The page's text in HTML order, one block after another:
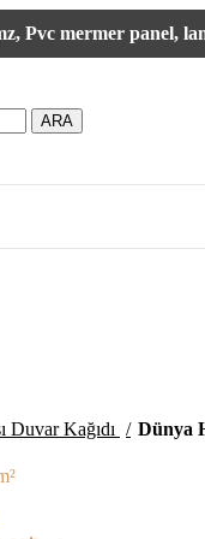
Pvc mermer panel,
ARA
Botanik Duvar
Duvar
Duvar Kağıdı Dünya